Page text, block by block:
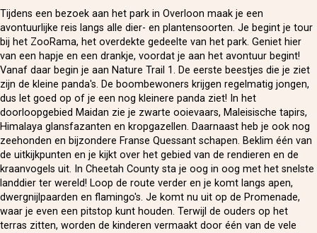
Tijdens een bezoek aan het park in Overloon maak je een
avontuurlijke reis langs alle dier- en plantensoorten. Je begint je tour
bij het ZooRama, het overdekte gedeelte van het park. Geniet hier
van een hapje en een drankje, voordat je aan het avontuur begint!
Vanaf daar begin je aan Nature Trail 1. De eerste beestjes die je ziet
zijn de kleine panda's. De boombewoners krijgen regelmatig jongen,
dus let goed op of je een nog kleinere panda ziet! In het
doorloopgebied Maidan zie je zwarte ooievaars, Maleisische tapirs,
Himalaya glansfazanten en kropgazellen. Daarnaast heb je ook nog
zeehonden en bijzondere Franse Quessant schapen. Beklim één van
de uitkijkpunten en je kijkt over het gebied van de rendieren en de
kraanvogels uit. In Cheetah County sta je oog in oog met het snelste
landdier ter wereld! Loop de route verder en je komt langs apen,
dwergnijlpaarden en flamingo's. Je komt nu uit op de Promenade,
waar je even een pitstop kunt houden. Terwijl de ouders op het
terras zitten, worden de kinderen vermaakt door één van de vele